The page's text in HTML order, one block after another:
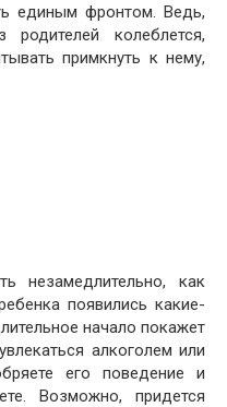
единым фронтом. Ведь,
колеблется,
примкнуть к нему,
незамедлительно, как
появились какие-
начало покажет
алкоголем или
его поведение и
Возможно, придется